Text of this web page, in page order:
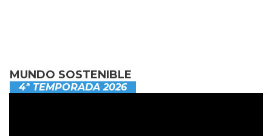
MUNDO SOSTENIBLE
4ª TEMPORADA 2026